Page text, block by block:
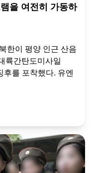
을 여전히 가동하
한이 평양 인근 산음
륙간탄도미사일
를 포착했다. 유엔